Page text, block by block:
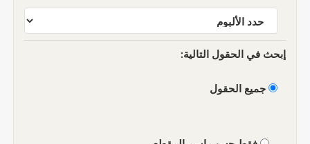
إبحث في الحقول التالية:
جميع الحقول